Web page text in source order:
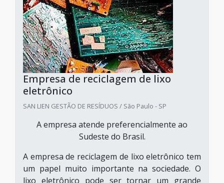
Empresa de reciclagem de lixo
eletrônico
SAN LIEN GESTÃO DE RESÍDUOS / São Paulo - SP
A empresa atende preferencialmente ao
Sudeste do Brasil.
A empresa de reciclagem de lixo eletrônico tem
um papel muito importante na sociedade. O
lixo eletrônico pode ser tornar um grande